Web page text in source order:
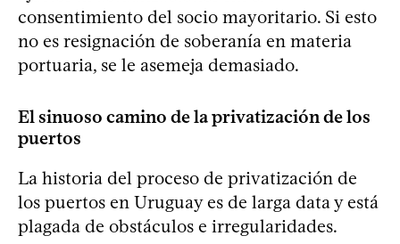
consentimiento del socio mayoritario. Si esto
no es resignación de soberanía en materia
portuaria, se le asemeja demasiado.
El sinuoso camino de la privatización de los
puertos
La historia del proceso de privatización de
los puertos en Uruguay es de larga data y está
plagada de obstáculos e irregularidades.